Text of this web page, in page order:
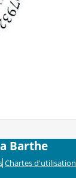
Barthe
Chartes d'utilisation